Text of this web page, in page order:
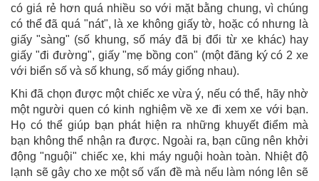
có giá rẻ hơn quá nhiều so với mặt bằng chung, vì chúng
có thể đã quá "nát", là xe không giấy tờ, hoặc có nhưng là
giấy "sàng" (số khung, số máy đã bị đổi từ xe khác) hay
giấy "đi đường", giấy "mẹ bồng con" (một đăng ký có 2 xe
với biển số và số khung, số máy giống nhau).
Khi đã chọn được một chiếc xe vừa ý, nếu có thể, hãy nhờ
một người quen có kinh nghiệm về xe đi xem xe với bạn.
Họ có thể giúp bạn phát hiện ra những khuyết điểm mà
bạn không thể nhận ra được. Ngoài ra, bạn cũng nên khởi
động "nguội" chiếc xe, khi máy nguội hoàn toàn. Nhiệt độ
lạnh sẽ gây cho xe một số vấn đề mà nếu làm nóng lên sẽ